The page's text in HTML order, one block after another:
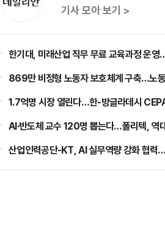
기사 모아 보기 >
한기대, 미래산업 직무 무료 교육과정 운
869만 비정형 노동자 보호체계 구축…노
1.7억명 시장 열린다…한-방글라데시
AI·반도체 교수 120명 뽑는다…폴리텍, 역
산업인력공단-KT, AI 실무역량 강화 협력